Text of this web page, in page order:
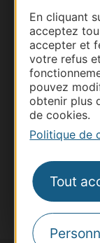
En cliquant
acceptez
accepter et
votre refus
pouvez
obtenir plus
de cookies.
Politique de
Tout
Business/
Pros
Site
Voyagistes
Destination
Destination
suggestions
Je